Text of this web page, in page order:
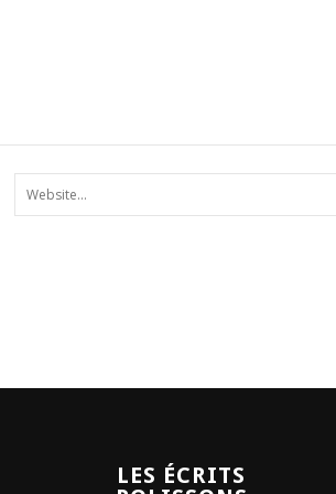
LES ÉCRITS